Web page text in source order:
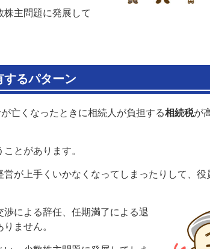
株主問題に発展して
するパターン
亡くなったときに相続人が負担する相続税が
とがあります。
が上手くいかなくなってしまったりして、役
による辞任、任期満了による退
ません。